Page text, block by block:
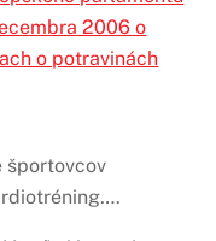
2006 o
o potravinách
športovcov